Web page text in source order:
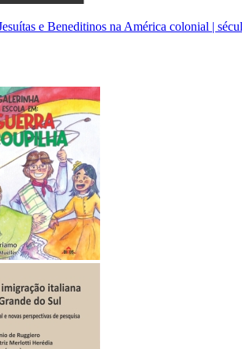
e Beneditinos na América colonial |